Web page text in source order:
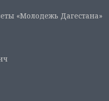
«Молодежь Дагестана»